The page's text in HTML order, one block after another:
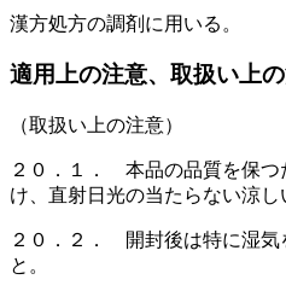
漢方処方の調剤に用いる。
適用上の注意、取扱い上
（取扱い上の注意）
２０．１． 本品の品質を保つ
け、直射日光の当たらない涼し
２０．２． 開封後は特に湿気
と。